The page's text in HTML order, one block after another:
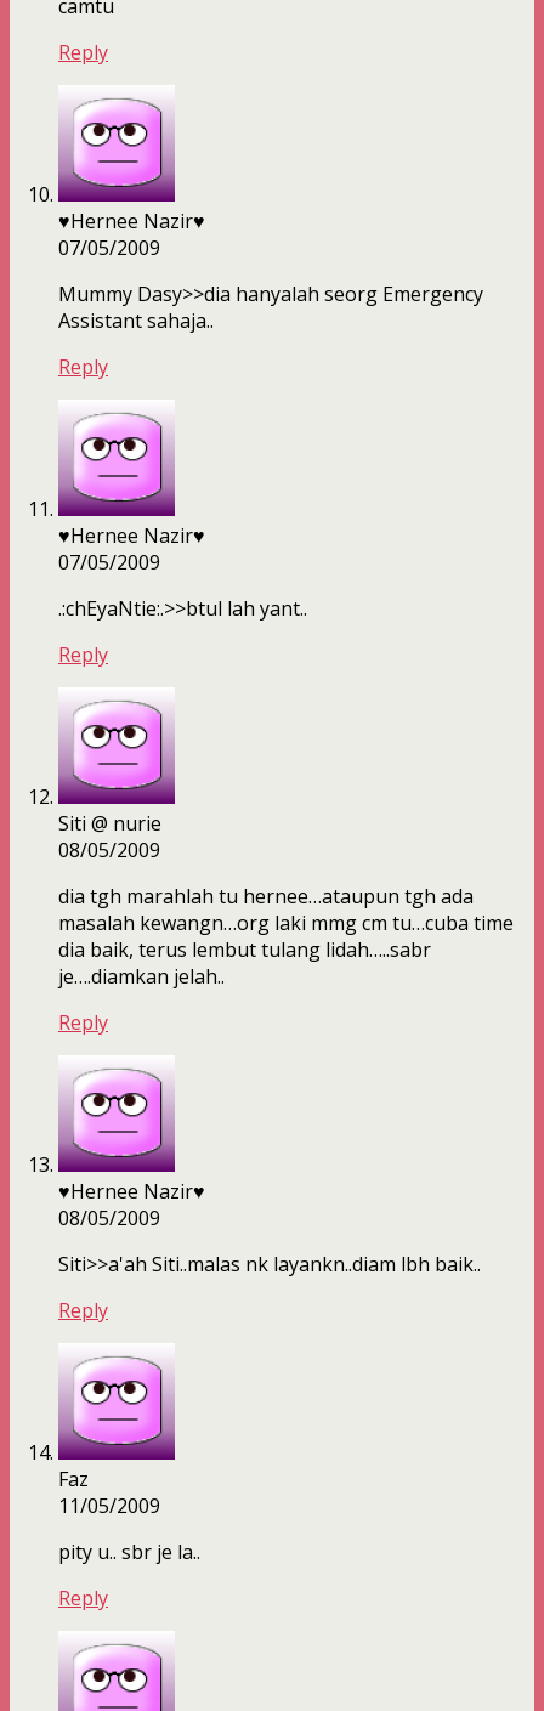
camtu
Reply
♥Hernee Nazir♥
07/05/2009
Mummy Dasy>>dia hanyalah seorg Emergency
Assistant sahaja..
Reply
♥Hernee Nazir♥
07/05/2009
.:chEyaNtie:.>>btul lah yant..
Reply
Siti @ nurie
08/05/2009
dia tgh marahlah tu hernee…ataupun tgh ada
masalah kewangn…org laki mmg cm tu…cuba time
dia baik, terus lembut tulang lidah…..sabr
je….diamkan jelah..
Reply
♥Hernee Nazir♥
08/05/2009
Siti>>a'ah Siti..malas nk layankn..diam lbh baik..
Reply
Faz
11/05/2009
pity u.. sbr je la..
Reply